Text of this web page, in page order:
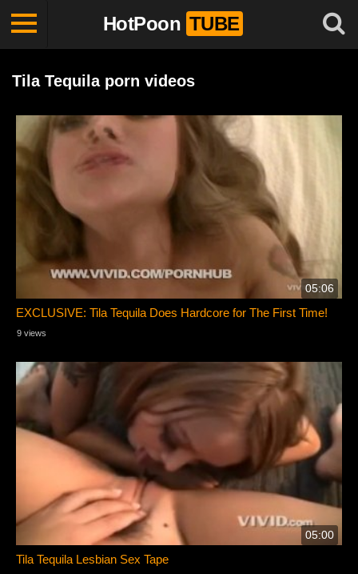
HotPoon TUBE
Tila Tequila porn videos
05:06
EXCLUSIVE: Tila Tequila Does Hardcore for The First Time!
9 views
05:00
Tila Tequila Lesbian Sex Tape